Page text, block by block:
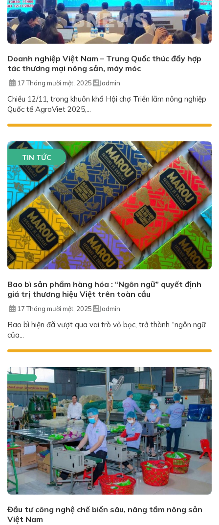
Doanh nghiệp Việt Nam – Trung Quốc thúc đẩy hợp
tác thương mại nông sản, máy móc
17 Tháng mười một, 2025 admin
Chiều 12/11, trong khuôn khổ Hội chợ Triển lãm nông nghiệp
Quốc tế AgroViet 2025,...
TIN TỨC
Bao bì sản phẩm hàng hóa : “Ngôn ngữ” quyết định
giá trị thương hiệu Việt trên toàn cầu
17 Tháng mười một, 2025 admin
Bao bì hiện đã vượt qua vai trò vỏ bọc, trở thành “ngôn ngữ
của...
Đầu tư công nghệ chế biến sâu, nâng tầm nông sản
Việt Nam